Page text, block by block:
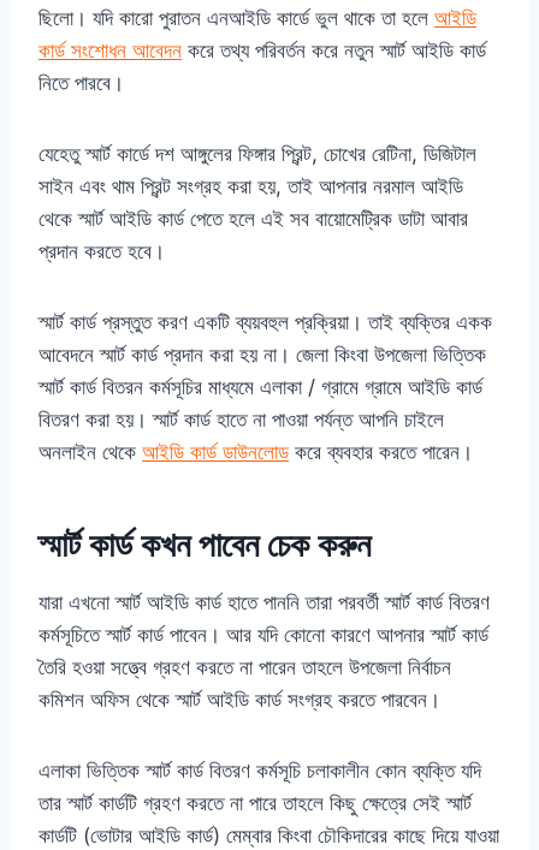
ছিলো। যদি কারো পুরাতন এনআইডি কার্ডে ভুল থাকে তা হলে আইডি
কার্ড সংশোধন আবেদন করে তথ্য পরিবর্তন করে নতুন স্মার্ট আইডি কার্ড
নিতে পারবে।
যেহেতু স্মার্ট কার্ডে দশ আঙ্গুলের ফিঙ্গার প্রিন্ট, চোখের রেটিনা, ডিজিটাল
সাইন এবং থাম প্রিন্ট সংগ্রহ করা হয়, তাই আপনার নরমাল আইডি
থেকে স্মার্ট আইডি কার্ড পেতে হলে এই সব বায়োমেট্রিক ডাটা আবার
প্রদান করতে হবে।
স্মার্ট কার্ড প্রস্তুত করণ একটি ব্যয়বহুল প্রক্রিয়া। তাই ব্যক্তির একক
আবেদনে স্মার্ট কার্ড প্রদান করা হয় না। জেলা কিংবা উপজেলা ভিত্তিক
স্মার্ট কার্ড বিতরন কর্মসূচির মাধ্যমে এলাকা / গ্রামে গ্রামে আইডি কার্ড
বিতরণ করা হয়। স্মার্ট কার্ড হাতে না পাওয়া পর্যন্ত আপনি চাইলে
অনলাইন থেকে আইডি কার্ড ডাউনলোড করে ব্যবহার করতে পারেন।
স্মার্ট কার্ড কখন পাবেন চেক করুন
যারা এখনো স্মার্ট আইডি কার্ড হাতে পাননি তারা পরবর্তী স্মার্ট কার্ড বিতরণ
কর্মসূচিতে স্মার্ট কার্ড পাবেন। আর যদি কোনো কারণে আপনার স্মার্ট কার্ড
তৈরি হওয়া সত্ত্বে গ্রহণ করতে না পারেন তাহলে উপজেলা নির্বাচন
কমিশন অফিস থেকে স্মার্ট আইডি কার্ড সংগ্রহ করতে পারবেন।
এলাকা ভিত্তিক স্মার্ট কার্ড বিতরণ কর্মসূচি চলাকালীন কোন ব্যক্তি যদি
তার স্মার্ট কার্ডটি গ্রহণ করতে না পারে তাহলে কিছু ক্ষেত্রে সেই স্মার্ট
কার্ডটি (ভোটার আইডি কার্ড) মেম্বার কিংবা চৌকিদারের কাছে দিয়ে যাওয়া